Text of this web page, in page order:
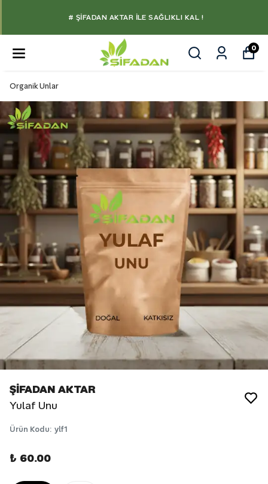
# ŞIFADAN AKTAR İLE SAĞLIKLI KAL !
0
Organik Unlar
ŞİFADAN AKTAR
Yulaf Unu
Ürün Kodu: ylf1
₺ 60.00